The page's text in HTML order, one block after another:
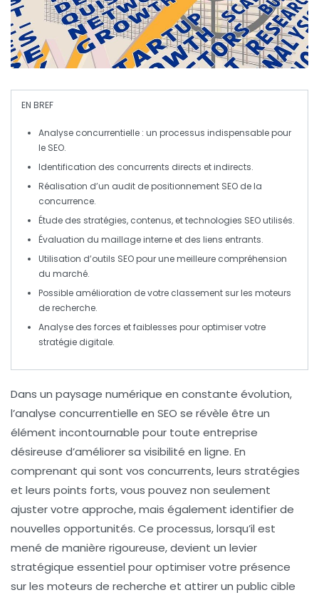
EN BREF
Analyse concurrentielle : un processus indispensable pour
le SEO.
Identification des concurrents directs etindirects.
Réalisation d’un audit de positionnement SEO de la
concurrence.
Étude des stratégies, contenus, ettechnologies SEOutilisés.
Évaluation du maillage interne et des liens entrants.
Utilisation d’outils SEOpour une meilleure compréhension
du marché.
Possible amélioration de votre classement sur les moteurs
derecherche.
Analyse des forces et faiblesses pour optimiser votre
stratégie digitale.
Dans un paysage numérique en constante évolution,
l’analyse concurrentielle en SEO se révèle être un
élément incontournable pour toute entreprise
désireuse d’améliorer sa visibilité en ligne. En
comprenant qui sont vos concurrents, leurs stratégies
et leurs points forts, vous pouvez non seulement
ajuster votre approche, mais également identifier de
nouvelles opportunités. Ce processus, lorsqu’il est
mené de manière rigoureuse, devient un levier
stratégique essentiel pour optimiser votre présence
sur les moteurs de recherche et attirer un public cible